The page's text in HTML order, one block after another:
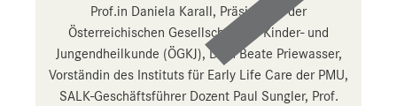
Prof.in Daniela Karall, Präsidentin der
Österreichischen Gesellschaft für Kinder- und
Jungendheilkunde (ÖGKJ), Dr.in Beate Priewasser,
Vorständin des Instituts für Early Life Care der PMU,
SALK-Geschäftsführer Dozent Paul Sungler, Prof.